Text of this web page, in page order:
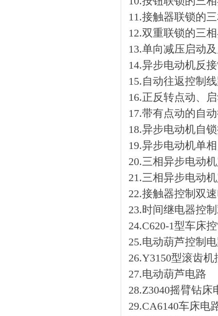
11.接触器联锁的
12.双重联锁的三
13.单向减压启动
14.异步电动机反
15.自动往返控制
16.正反转点动、
17.带有点动的自
18.异步电动机自
19.异步电动机单
20.三相异步电动
21.三相异步电动
22.接触器控制双
23.时间继电器控
24.C620-1型车床
25.电动葫芦控制
26.Y3150型滚齿
27.电动葫芦电路
28.Z3040摇臂钻床
29.CA6140车床电